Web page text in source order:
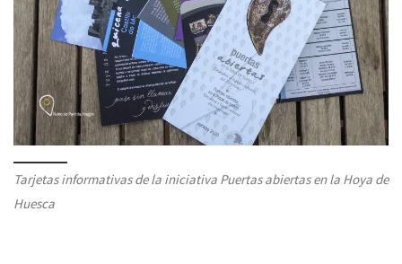
Tarjetas informativas de la iniciativa Puertas abiertas en la Hoya de
Huesca